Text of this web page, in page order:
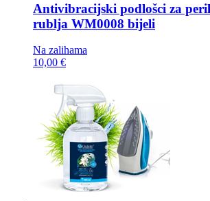
Antivibracijski podlošci za
rublja WM0008 bijeli
Na zalihama
10,00 €